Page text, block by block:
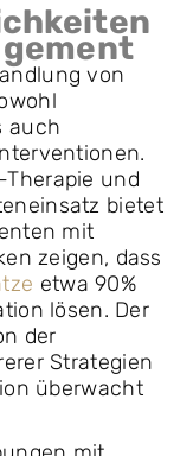
von
auch
und
bietet
mit
zeigen, dass
etwa 90%
lösen. Der
der
Strategien
überwacht